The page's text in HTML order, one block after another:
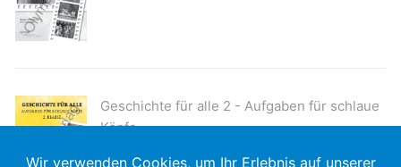
Geschichte für alle 2 - Aufgaben für schlaue
Köpfe
8,50 €